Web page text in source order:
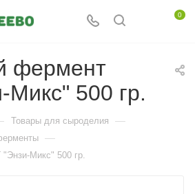
0
фермент
500 гр.
Товары для сыроделия —
—
Микс" 500 гр.